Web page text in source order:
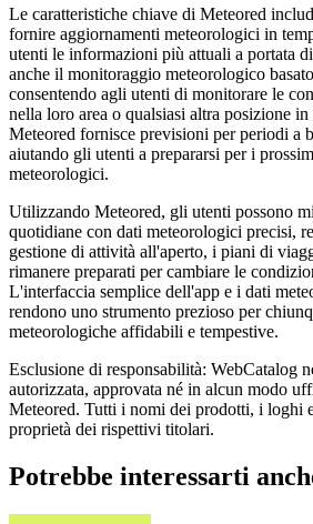
Le caratteristiche chiave di Meteored
fornire aggiornamenti meteorologici in
utenti le informazioni più attuali a portata
anche il monitoraggio meteorologico
consentendo agli utenti di monitorare le
nella loro area o qualsiasi altra posizione
Meteored fornisce previsioni per periodi a
aiutando gli utenti a prepararsi per i
meteorologici.
Utilizzando Meteored, gli utenti possono
quotidiane con dati meteorologici precisi,
gestione di attività all'aperto, i piani di
rimanere preparati per cambiare le
L'interfaccia semplice dell'app e i dati
rendono uno strumento prezioso per
meteorologiche affidabili e tempestive.
Esclusione di responsabilità: WebCatalog
autorizzata, approvata né in alcun modo
Meteored. Tutti i nomi dei prodotti, i loghi
proprietà dei rispettivi titolari.
Potrebbe interessarti